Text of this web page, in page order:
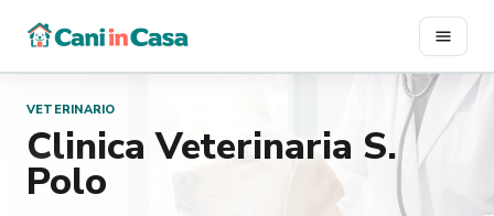
contenuto
VETERINARIO
Clinica Veterinaria S.
Polo